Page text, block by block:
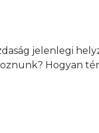
jelenlegi
Hogyan